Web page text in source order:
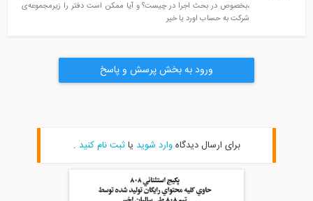
،بخصوص در بحث اجرا در چیست؟ و آیا ممکن است دفتر را زیرمجموعه‌ی
شرکت به حساب اورد یا خیر
ورود به بخش پرسش و پاسخ
برای ارسال دیدگاهوارد شویدیاثبت نام کنید.